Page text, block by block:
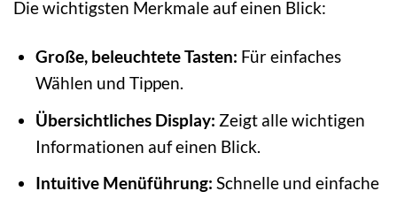
Die wichtigsten Merkmale auf einen Blick:
Große, beleuchtete Tasten: Für einfaches
Wählen und Tippen.
Übersichtliches Display: Zeigt alle wichtigen
Informationen auf einen Blick.
Intuitive Menüführung: Schnelle und einfache